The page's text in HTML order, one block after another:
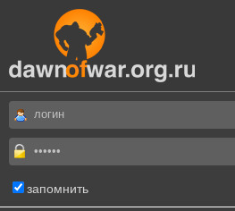
запомнить